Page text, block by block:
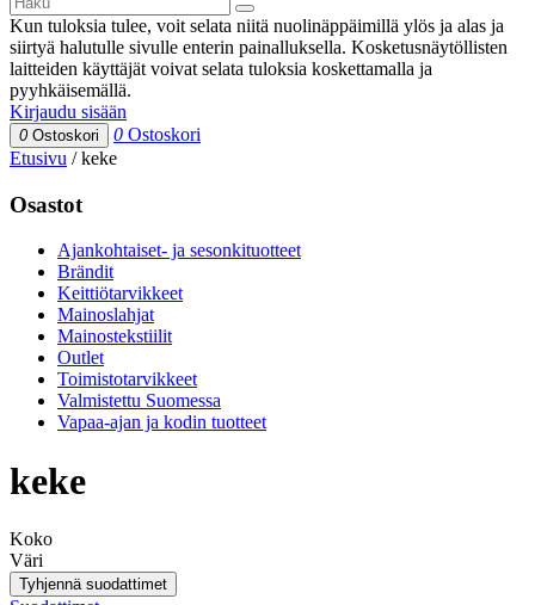
Kun tuloksia tulee, voit selata niitä nuolinäppäimillä ylös ja alas ja
siirtyä halutulle sivulle enterin painalluksella. Kosketusnäytöllisten
laitteiden käyttäjät voivat selata tuloksia koskettamalla ja
pyyhkäisemällä.
Kirjaudu sisään
0 Ostoskori 0 Ostoskori
Etusivu /keke
Osastot
Ajankohtaiset- ja sesonkituotteet
Brändit
Keittiötarvikkeet
Mainoslahjat
Mainostekstiilit
Outlet
Toimistotarvikkeet
Valmistettu Suomessa
Vapaa-ajan ja kodin tuotteet
keke
Koko
Väri
Tyhjennä suodattimet